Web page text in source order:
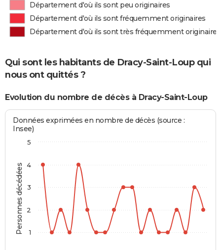
Département d'où ils sont peu originaires
Département d'où ils sont fréquemment originaires
Département d'où ils sont très fréquemment originaires
Qui sont les habitants de Dracy-Saint-Loup qui
nous ont quittés ?
Evolution du nombre de décès à Dracy-Saint-Loup
Personnes décédées
Données exprimées en nombre de décès (source :
Insee)
1
2
3
4
5